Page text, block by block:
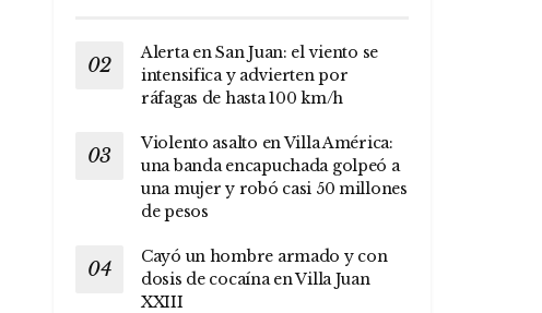
Alerta en San Juan: el viento se
intensifica y advierten por
ráfagas de hasta 100 km/h
Violento asalto en Villa América:
una banda encapuchada golpeó a
una mujer y robó casi 50 millones
de pesos
Cayó un hombre armado y con
dosis de cocaína en Villa Juan
XXIII